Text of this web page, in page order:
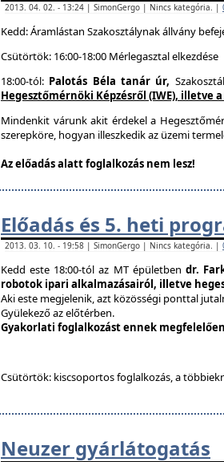
2013. 04. 02. - 13:24 | SimonGergo | Nincs kategória. |
Kedd: Áramlástan Szakosztálynak állvány
Csütörtök: 16:00-18:00 Mérlegasztal elkezdése
18:00-tól: Palotás Béla tanár úr,
Hegesztőmérnöki Képzésről (IWE), illetve
Mindenkit várunk akit érdekel a
szerepköre, hogyan illeszkedik az üzemi
Az előadás alatt foglalkozás nem lesz!
Előadás és 5. heti
2013. 03. 10. - 19:58 | SimonGergo | Nincs kategória. |
Kedd este 18:00-tól az MT épületben dr.
robotok ipari alkalmazásairól, illetve
Aki este megjelenik, azt közösségi ponttal
Gyülekező az előtérben.
Gyakorlati foglalkozást ennek
Csütörtök: kiscsoportos foglalkozás, a
Neuzer gyárlátogatás